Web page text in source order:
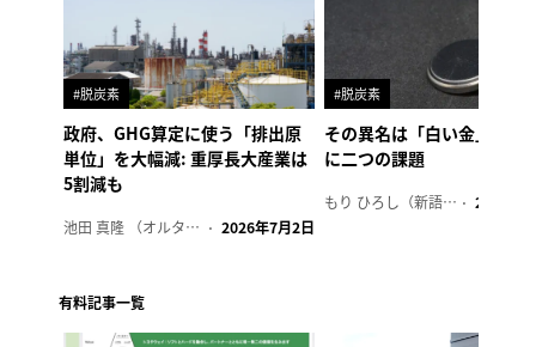
#脱炭素
政府、GHG算定に使う「排出原
単位」を大幅減: 重厚長大産業は
5割減も
池田 真隆 （オルタナ輪番編集長） 2026年7月2日
#脱炭素
その異名は「白い金」、リ
に二つの課題
もり ひろし（新語ウォッチャー） 2023年7
有料記事一覧